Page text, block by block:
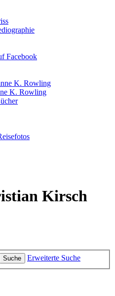
Facebook
K. Rowling
K. Rowling
Kirsch
Suche Erweiterte Suche